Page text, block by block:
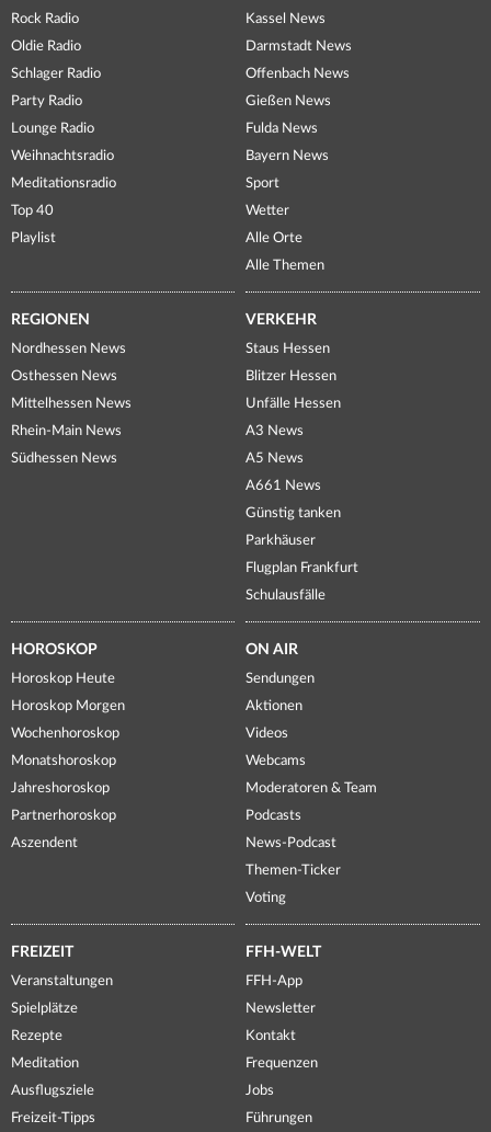
Rock Radio
Oldie Radio
Schlager Radio
Party Radio
Lounge Radio
Weihnachtsradio
Meditationsradio
Top 40
Playlist
Kassel News
Darmstadt News
Offenbach News
Gießen News
Fulda News
Bayern News
Sport
Wetter
Alle Orte
Alle Themen
REGIONEN
Nordhessen News
Osthessen News
Mittelhessen News
Rhein-Main News
Südhessen News
VERKEHR
Staus Hessen
Blitzer Hessen
Unfälle Hessen
A3 News
A5 News
A661 News
Günstig tanken
Parkhäuser
Flugplan Frankfurt
Schulausfälle
HOROSKOP
Horoskop Heute
Horoskop Morgen
Wochenhoroskop
Monatshoroskop
Jahreshoroskop
Partnerhoroskop
Aszendent
ON AIR
Sendungen
Aktionen
Videos
Webcams
Moderatoren & Team
Podcasts
News-Podcast
Themen-Ticker
Voting
FREIZEIT
Veranstaltungen
Spielplätze
Rezepte
Meditation
Ausflugsziele
Freizeit-Tipps
FFH-WELT
FFH-App
Newsletter
Kontakt
Frequenzen
Jobs
Führungen